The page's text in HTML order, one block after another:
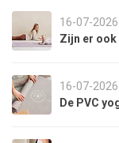
16-07-2026
Zijn er
16-07-2026
De PVC